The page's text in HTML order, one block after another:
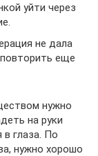
уйти через
не дала
еще
нужно
на руки
в глаза. По
нужно хорошо